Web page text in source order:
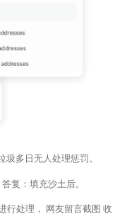
多日无人处理惩罚。
复：填充沙土后。
行处理， 网友留言截图 收